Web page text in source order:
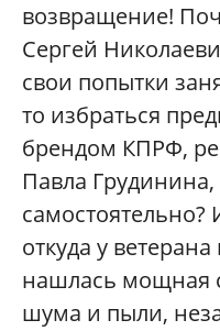
возвращение!
Сергей
свои попытки
то избраться
брендом КПРФ,
Павла
откуда у
нашлась мощная
шума и пыли,